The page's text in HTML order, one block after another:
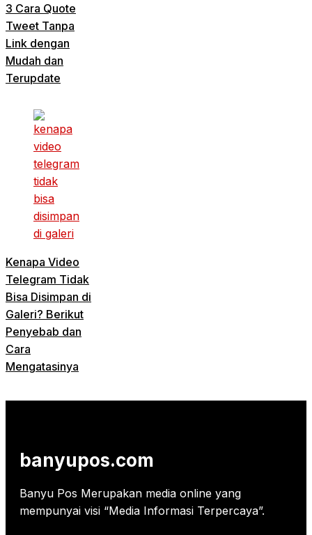
3 Cara Quote
Tweet Tanpa
Link dengan
Mudah dan
Terupdate
Kenapa Video
Telegram Tidak
Bisa Disimpan di
Galeri? Berikut
Penyebab dan
Cara
Mengatasinya
banyupos.com
Banyu Pos Merupakan media online yang
mempunyai visi “Media Informasi Terpercaya”.